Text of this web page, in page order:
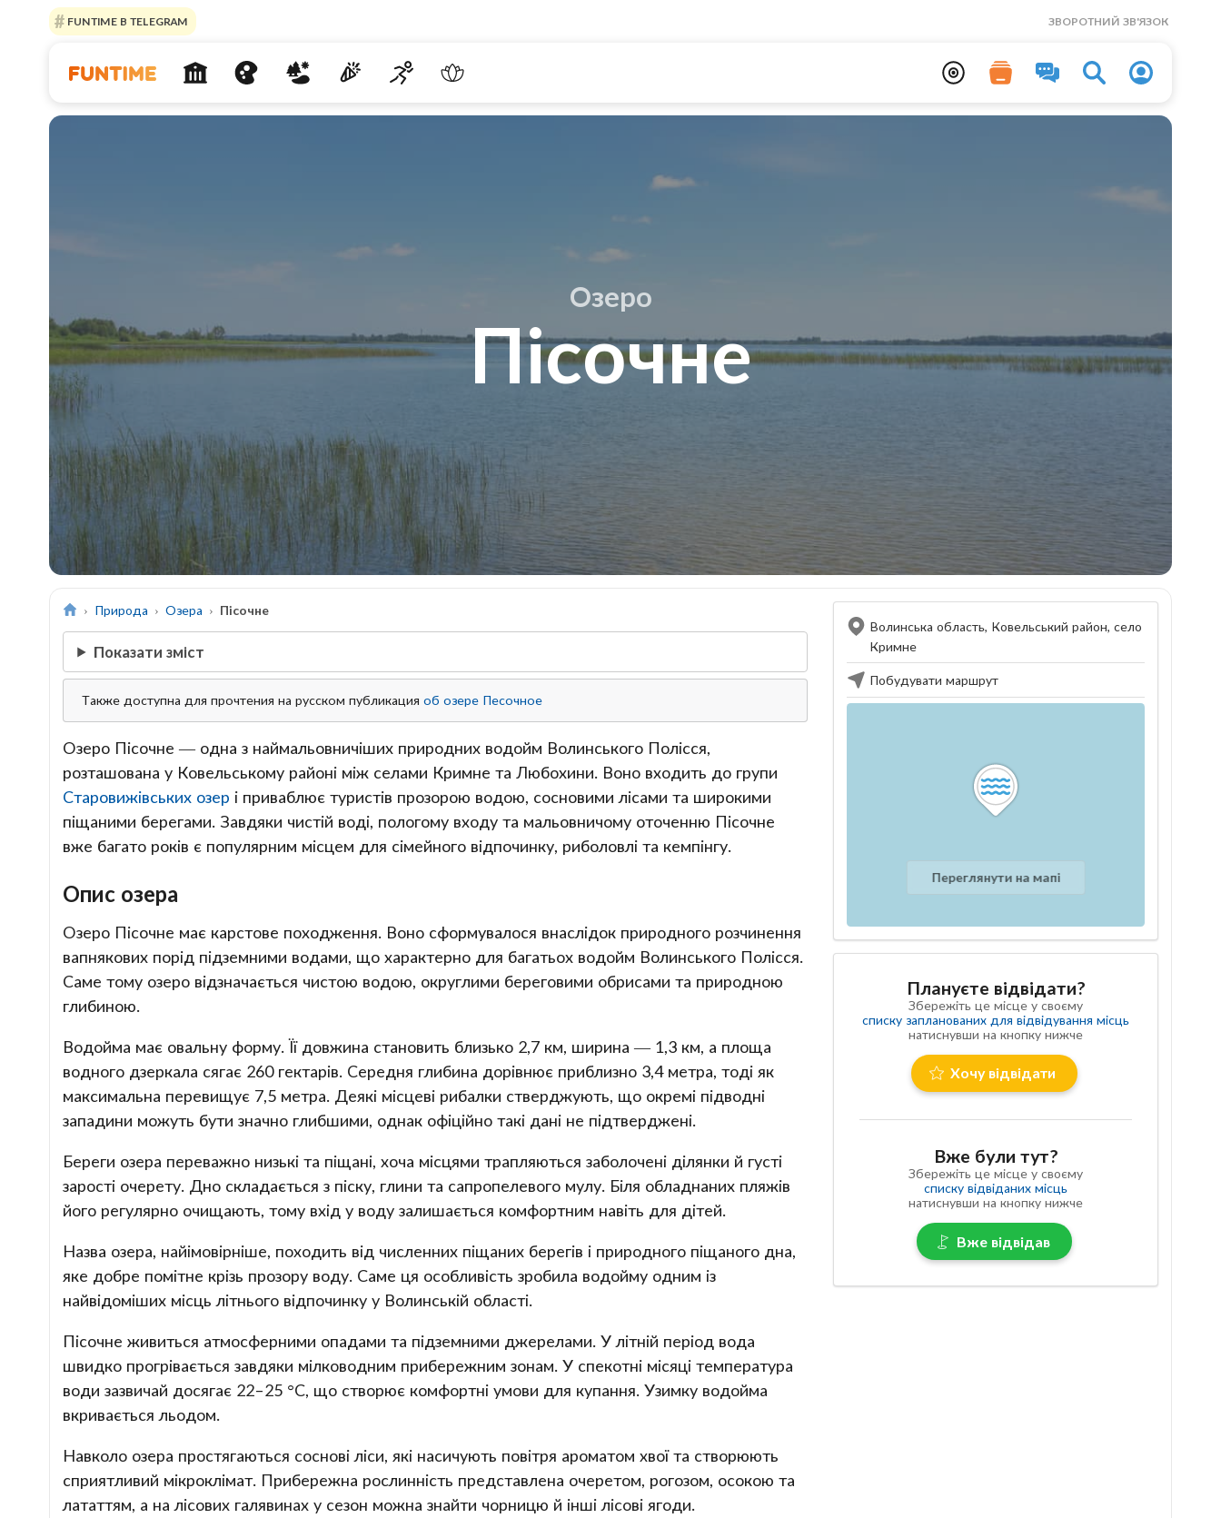
FUNTIME В TELEGRAM ЗВОРОТНИЙ ЗВ'ЯЗОК
Озеро
Пісочне
Природа Озера Пісочне
Показати зміст
Также доступна для прочтения на русском публикация об озере Песочное
Озеро Пісочне — одна з наймальовничіших природних водойм Волинського Полісся,
розташована у Ковельському районі між селами Кримне та Любохини. Воно входить до групи
Старовижівських озер і приваблює туристів прозорою водою, сосновими лісами та широкими
піщаними берегами. Завдяки чистій воді, пологому входу та мальовничому оточенню Пісочне
вже багато років є популярним місцем для сімейного відпочинку, риболовлі та кемпінгу.
Опис озера
Озеро Пісочне має карстове походження. Воно сформувалося внаслідок природного розчинення
вапнякових порід підземними водами, що характерно для багатьох водойм Волинського Полісся.
Саме тому озеро відзначається чистою водою, округлими береговими обрисами та природною
глибиною.
Водойма має овальну форму. Її довжина становить близько 2,7 км, ширина — 1,3 км, а площа
водного дзеркала сягає 260 гектарів. Середня глибина дорівнює приблизно 3,4 метра, тоді як
максимальна перевищує 7,5 метра. Деякі місцеві рибалки стверджують, що окремі підводні
западини можуть бути значно глибшими, однак офіційно такі дані не підтверджені.
Береги озера переважно низькі та піщані, хоча місцями трапляються заболочені ділянки й густі
зарості очерету. Дно складається з піску, глини та сапропелевого мулу. Біля обладнаних пляжів
його регулярно очищають, тому вхід у воду залишається комфортним навіть для дітей.
Назва озера, найімовірніше, походить від численних піщаних берегів і природного піщаного дна,
яке добре помітне крізь прозору воду. Саме ця особливість зробила водойму одним із
найвідоміших місць літнього відпочинку у Волинській області.
Пісочне живиться атмосферними опадами та підземними джерелами. У літній період вода
швидко прогрівається завдяки мілководним прибережним зонам. У спекотні місяці температура
води зазвичай досягає 22–25 °C, що створює комфортні умови для купання. Узимку водойма
вкривається льодом.
Навколо озера простягаються соснові ліси, які насичують повітря ароматом хвої та створюють
сприятливий мікроклімат. Прибережна рослинність представлена очеретом, рогозом, осокою та
лататтям, а на лісових галявинах у сезон можна знайти чорницю й інші лісові ягоди.
Волинська область, Ковельський район, село
Кримне
Побудувати маршрут
Переглянути на мапі
Плануєте відвідати?
Збережіть це місце у своєму
списку запланованих для відвідування місць
натиснувши на кнопку нижче
Хочу відвідати
Вже були тут?
Збережіть це місце у своєму
списку відвіданих місць
натиснувши на кнопку нижче
Вже відвідав